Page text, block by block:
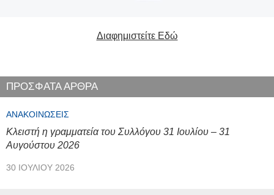
Διαφημιστείτε Εδώ
ΠΡΟΣΦΑΤΑ ΑΡΘΡΑ
ΑΝΑΚΟΙΝΏΣΕΙΣ
Κλειστή η γραμματεία του Συλλόγου 31 Ιουλίου – 31
Αυγούστου 2026
30 ΙΟΥΛΊΟΥ 2026